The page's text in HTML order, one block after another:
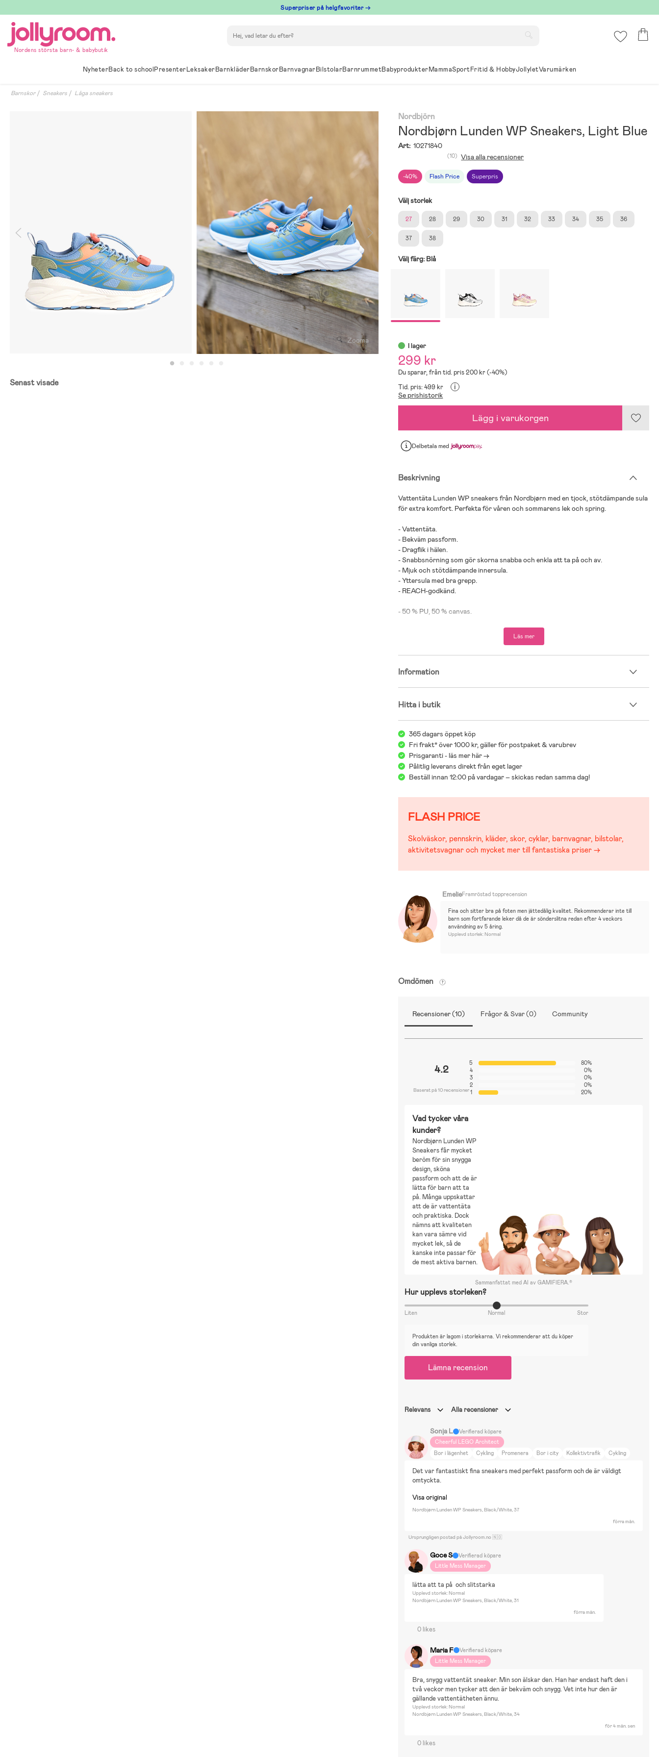
till
innehållet
Superpriser på helgfavoriter →
Nordens största barn- & babybutik
NyheterBack to schoolPresenterLeksakerBarnkläderBarnskorBarnvagnarBilstolarBarnrummetBabyprodukterMammaSportFritid & HobbyJollyletVarumärken
Barnskor Sneakers Låga sneakers
Zooma
Senast visade
Nordbjörn
Nordbjørn Lunden WP Sneakers, Light Blue
Art: 10271840
-40% Flash Price Superpris
(10) Visa alla recensioner
Välj storlek
27 28 29 30 31 32 33 34 35 36
37 38
Välj färg: Blå
I lager
299 kr
Du sparar, från tid. pris 200 kr (-40%)
Tid. pris: 499 kr
i
Se prishistorik
Lägg i varukorgen
Delbetalamed
Beskrivning
Vattentäta Lunden WP sneakers från Nordbjørn med en tjock, stötdämpande sula
för extra komfort. Perfekta för våren och sommarens lek och spring.
- Vattentäta.
- Bekväm passform.
- Dragflik i hälen.
- Snabbsnörning som gör skorna snabba och enkla att ta på och av.
- Mjuk och stötdämpande innersula.
- Yttersula med bra grepp.
- REACH-godkänd.
- 50 % PU, 50 % canvas.
Läs mer
Information
Hitta i butik
365 dagars öppet köp
Fri frakt* över 1000 kr, gäller för postpaket & varubrev
Prisgaranti - läs mer här ->
Pålitlig leverans direkt från eget lager
Beställ innan 12:00 på vardagar – skickas redan samma dag!
FLASH PRICE
Skolväskor, pennskrin, kläder, skor, cyklar, barnvagnar, bilstolar,
aktivitetsvagnar och mycket mer till fantastiska priser →
EmelieFramröstad topprecension
Fina och sitter bra på foten men jättedålig kvalitet. Rekommenderar inte till
barn som fortfarande leker då de är sönderslitna redan efter 4 veckors
användning av 5 åring.
Upplevd storlek: Normal
Omdömen
Recensioner (10) Frågor & Svar (0) Community
4.2
Baserat på 10 recensioner
5
80%
4
0%
3
0%
2
0%
1
20%
Vad tycker våra
kunder?
Nordbjørn Lunden WP
Sneakers får mycket
beröm för sin snygga
design, sköna
passform och att de är
lätta för barn att ta
på. Många uppskattar
att de är vattentäta
och praktiska. Dock
nämns att kvaliteten
kan vara sämre vid
mycket lek, så de
kanske inte passar för
de mest aktiva barnen.
Sammanfattat med AI av GAMIFIERA.®
Hur upplevs storleken?
Liten Normal Stor
Produkten är lagom i storlekarna. Vi rekommenderar att du köper
din vanliga storlek.
Lämna recension
Relevans Alla recensioner
Sonja L
Verifierad köpare
Cheerful LEGO Architect
Bor i lägenhet
Cykling Promenera Bor i city Kollektivtrafik
Cykling
Det var fantastiskt fina sneakers med perfekt passform och de är väldigt
omtyckta.
Visa original
Nordbjørn Lunden WP Sneakers, Black/White, 37
förra mån.
Ursprungligen postad på Jollyroom.no 🇳🇴
Goce S
Verifierad köpare
Little Mess Manager
lätta att ta på  och slitstarka
Upplevd storlek: Normal
Nordbjørn Lunden WP Sneakers, Black/White, 31
förra mån.
0 likes
Maria F
Verifierad köpare
Little Mess Manager
Bra, snygg vattentät sneaker. Min son älskar den. Han har endast haft den i
två veckor men tycker att den är bekväm och snygg. Vet inte hur den är
gällande vattentätheten ännu.
Upplevd storlek: Normal
Nordbjørn Lunden WP Sneakers, Black/White, 34
för 4 mån. sen
0 likes